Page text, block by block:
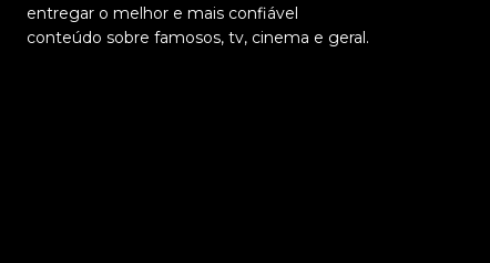
entregar o melhor e mais confiável
conteúdo sobre famosos, tv, cinema e geral.